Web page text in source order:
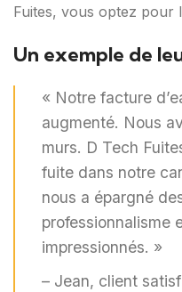
Fuites, vous optez pour
Un exemple de
« Notre facture
augmenté. Nous
murs. D Tech
fuite dans notre
nous a épargné
professionnalisme
impressionnés. »
– Jean, client